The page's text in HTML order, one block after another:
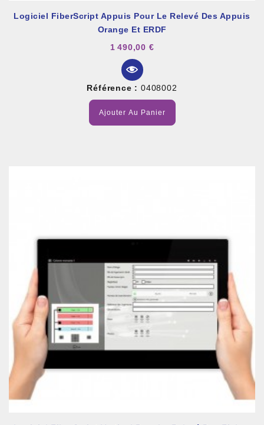
Logiciel FiberScript Appuis Pour Le Relevé Des Appuis
Orange Et ERDF
1 490,00 €
Référence : 0408002
Ajouter Au Panier